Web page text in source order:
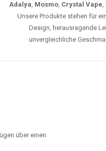
Adalya, Mosmo, Crystal Vape,
Unsere Produkte stehen für
Design, herausragende
unvergleichliche
über einen